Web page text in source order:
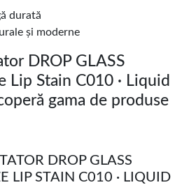
durată
și moderne
DROP GLASS
Lip Stain C010 · Liquid
gama de produse
DROP GLASS
LIP STAIN C010 · LIQUID